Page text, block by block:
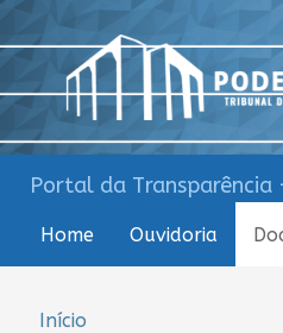
Portal da
Home Ouvidoria
Início